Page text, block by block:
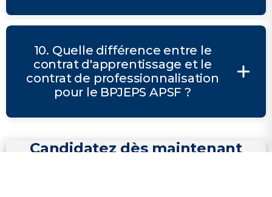
10. Quelle différence entre le
contrat d'apprentissage et le
contrat de professionnalisation
pour le BPJEPS APSF ?
Candidatez dès maintenant